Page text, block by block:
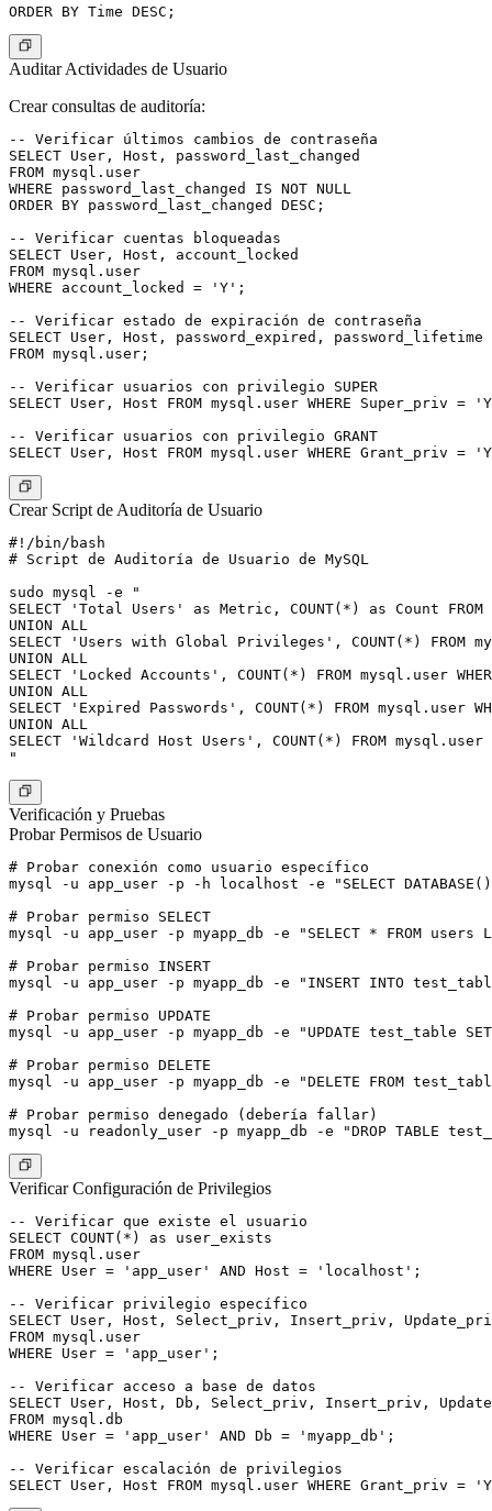
Auditar Actividades de Usuario
Crear consultas de auditoría:
-- Verificar últimos cambios de contraseña
SELECT User, Host, password_last_changed
FROM mysql.user
WHERE password_last_changed IS NOT NULL
ORDER BY password_last_changed DESC;
-- Verificar cuentas bloqueadas
SELECT User, Host, account_locked
FROM mysql.user
WHERE account_locked = 'Y';
-- Verificar estado de expiración de contraseña
SELECT User, Host, password_expired, password_lifetime
FROM mysql.user;
-- Verificar usuarios con privilegio SUPER
SELECT User, Host FROM mysql.user WHERE Super_priv =
-- Verificar usuarios con privilegio GRANT
Crear Script de Auditoría de Usuario
#!/bin/bash
# Script de Auditoría de Usuario de MySQL
sudo mysql -e "
SELECT 'Total Users' as Metric, COUNT(*) as Count
UNION ALL
SELECT 'Users with Global Privileges', COUNT(*)
UNION ALL
SELECT 'Locked Accounts', COUNT(*) FROM mysql.user
UNION ALL
SELECT 'Expired Passwords', COUNT(*) FROM mysql.user
UNION ALL
SELECT 'Wildcard Host Users', COUNT(*) FROM mysql.user
Verificación y Pruebas
Probar Permisos de Usuario
# Probar conexión como usuario específico
mysql -u app_user -p -h localhost -e "SELECT
# Probar permiso SELECT
mysql -u app_user -p myapp_db -e "SELECT * FROM users
# Probar permiso INSERT
mysql -u app_user -p myapp_db -e "INSERT INTO
# Probar permiso UPDATE
mysql -u app_user -p myapp_db -e "UPDATE test_table
# Probar permiso DELETE
mysql -u app_user -p myapp_db -e "DELETE FROM
# Probar permiso denegado (debería fallar)
Verificar Configuración de Privilegios
-- Verificar que existe el usuario
SELECT COUNT(*) as user_exists
FROM mysql.user
WHERE User = 'app_user' AND Host = 'localhost';
-- Verificar privilegio específico
SELECT User, Host, Select_priv, Insert_priv,
FROM mysql.user
WHERE User = 'app_user';
-- Verificar acceso a base de datos
SELECT User, Host, Db, Select_priv, Insert_priv,
FROM mysql.db
WHERE User = 'app_user' AND Db = 'myapp_db';
-- Verificar escalación de privilegios